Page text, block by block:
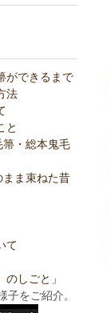
ができるまで
法
と
・総本鬼毛
ま束ねた昔
て
しごと」
子をご紹介。